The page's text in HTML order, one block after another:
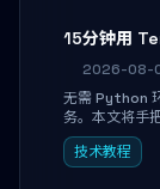
15分钟用
2026-08-
无需 Python
务。本文将手
兼容 API，并
搞定本地 LLM
技术教程